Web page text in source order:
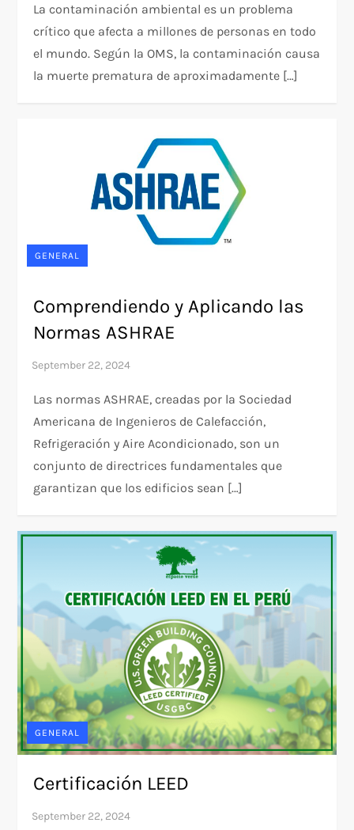
La contaminación ambiental es un problema
crítico que afecta a millones de personas en todo
el mundo. Según la OMS, la contaminación causa
la muerte prematura de aproximadamente […]
GENERAL
Comprendiendo y Aplicando las
Normas ASHRAE
Las normas ASHRAE, creadas por la Sociedad
Americana de Ingenieros de Calefacción,
Refrigeración y Aire Acondicionado, son un
conjunto de directrices fundamentales que
garantizan que los edificios sean […]
GENERAL
Certificación LEED